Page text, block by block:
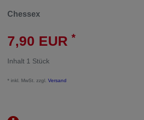
Chessex
7,90 EUR *
Inhalt 1 Stück
* inkl. MwSt. zzgl. Versand